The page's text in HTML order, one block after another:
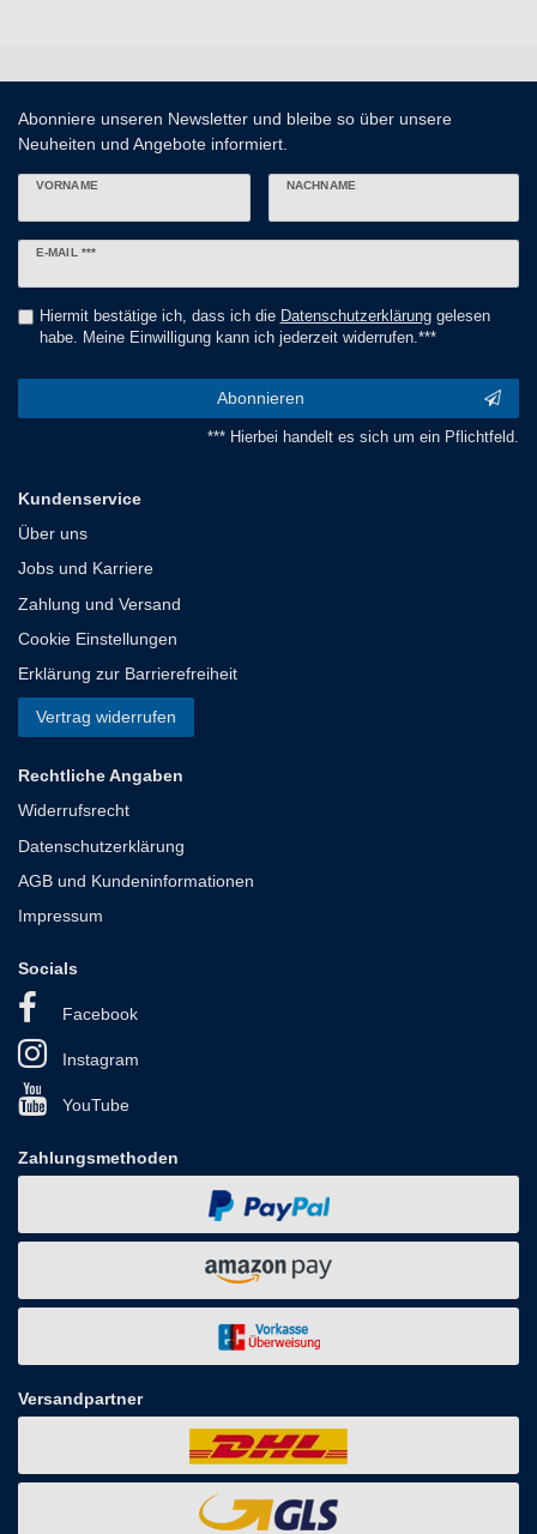
Abonniere unseren Newsletter und bleibe so über unsere
Neuheiten und Angebote informiert.
VORNAME NACHNAME
E-MAIL ***
Newsletter
Hiermit bestätige ich, dass ich die Daten­schutz­erklärunggelesen
habe. Meine Einwilligung kann ich jederzeit widerrufen.***
Abonnieren
*** Hierbei handelt es sich um ein Pflichtfeld.
Kundenservice
Über uns
Jobs und Karriere
Zahlung und Versand
Cookie Einstellungen
Erklärung zur Barrierefreiheit
Vertrag widerrufen
Rechtliche Angaben
Widerrufsrecht
Datenschutzerklärung
AGB und Kundeninformationen
Impressum
Socials
Facebook
Instagram
YouTube
Zahlungsmethoden
Versandpartner